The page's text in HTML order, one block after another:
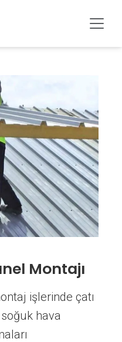
Montajı
işlerinde çatı
hava